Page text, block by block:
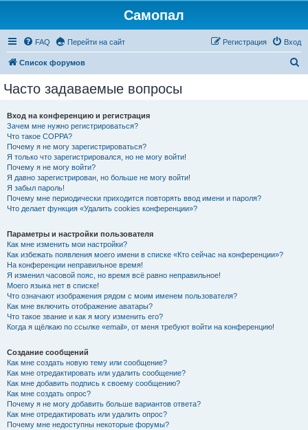
Самопал
FAQ Перейти на сайт Вход
Регистрация
Список форумов
Часто задаваемые вопросы
Вход на конференцию и регистрация
Зачем мне нужно регистрироваться?
Что такое COPPA?
Почему я не могу зарегистрироваться?
Я только что зарегистрировался, но не могу войти!
Почему я не могу войти?
Я давно зарегистрирован, но больше не могу войти!
Я забыл пароль!
Почему мне периодически приходится повторять ввод имени и пароля?
Что делает функция «Удалить cookies конференции»?
Параметры и настройки пользователя
Как мне изменить мои настройки?
Как избежать появления моего имени в списке «Кто сейчас на конференции»?
На конференции неправильное время!
Я изменил часовой пояс, но время всё равно неправильное!
Моего языка нет в списке!
Что означают изображения рядом с моим именем пользователя?
Как мне включить отображение аватары?
Что такое звание и как я могу изменить его?
Когда я щёлкаю по ссылке «email», от меня требуют войти на конференцию!
Создание сообщений
Как мне создать новую тему или сообщение?
Как мне отредактировать или удалить сообщение?
Как мне добавить подпись к своему сообщению?
Как мне создать опрос?
Почему я не могу добавить больше вариантов ответа?
Как мне отредактировать или удалить опрос?
Почему мне недоступны некоторые форумы?